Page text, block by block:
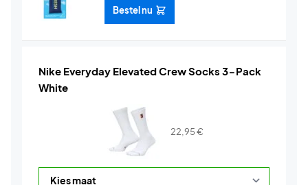
Bestel nu
Nike Everyday Elevated Crew Socks 3-Pack
White
22,95€